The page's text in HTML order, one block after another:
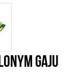
GAJU